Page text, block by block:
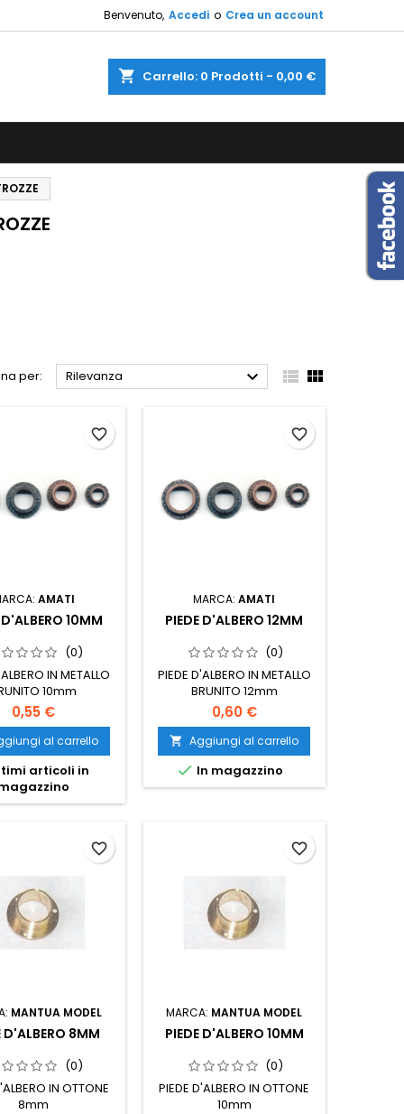
Benvenuto, Accedi o Crea un account
shopping_cart Carrello: 0 Prodotti - 0,00 €
per: Rilevanza   
AMATI
D'ALBERO 10MM
(0)
IN METALLO
10mm
0,55 €
al carrello
articoli in
favorite_border
MARCA:AMATI
PIEDE D'ALBERO 12MM
(0)
PIEDE D'ALBERO IN METALLO
BRUNITO 12mm
0,60 €
 Aggiungi al carrello
 In magazzino
favorite_border
MANTUA MODEL
D'ALBERO 8MM
(0)
IN OTTONE
8mm
favorite_border
MARCA: MANTUA MODEL
PIEDE D'ALBERO 10MM
(0)
PIEDE D'ALBERO IN OTTONE
10mm
favorite_border